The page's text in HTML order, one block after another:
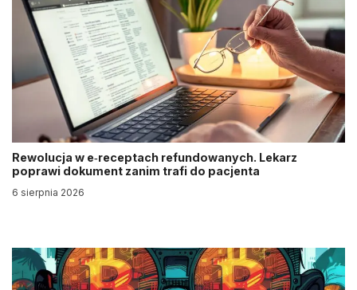
Rewolucja w e‑receptach refundowanych. Lekarz
poprawi dokument zanim trafi do pacjenta
6 sierpnia 2026